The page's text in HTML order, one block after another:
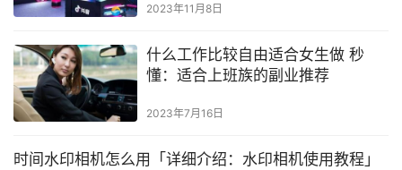
2023年11月8日
什么工作比较自由适合女生做 秒
懂：适合上班族的副业推荐
2023年7月16日
时间水印相机怎么用「详细介绍：水印相机使用教程」